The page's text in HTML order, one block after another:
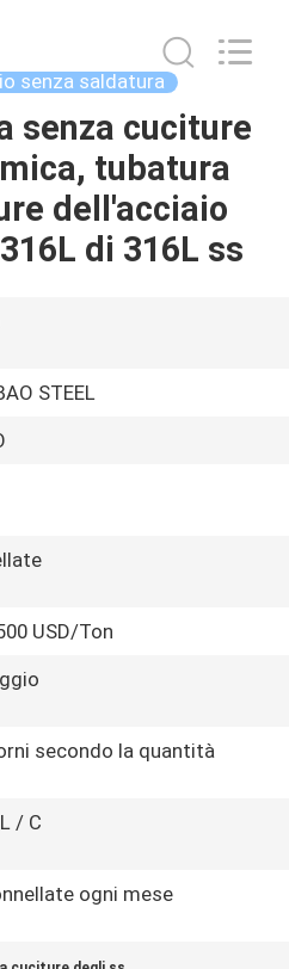
senza saldatura
senza cuciture
tubatura
dell'acciaio
di 316L ss
STEEL
USD/Ton
secondo la quantità
/ C
ogni mese